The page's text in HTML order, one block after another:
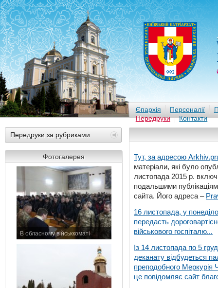
Єпархія Персоналії
Передруки
Контакти
Передруки за рубриками
Фотогалерея
В обласному військкоматі
Тут, за адресою
матеріали, які було
листопада 2015 р.
подальшими
сайта. Його адреса –
16 листопада, у
передасть
військового госпіталю...
Із 14 листопада по 5
деканату відбудеться
преподобного Меркурія
це повідомляє сайт